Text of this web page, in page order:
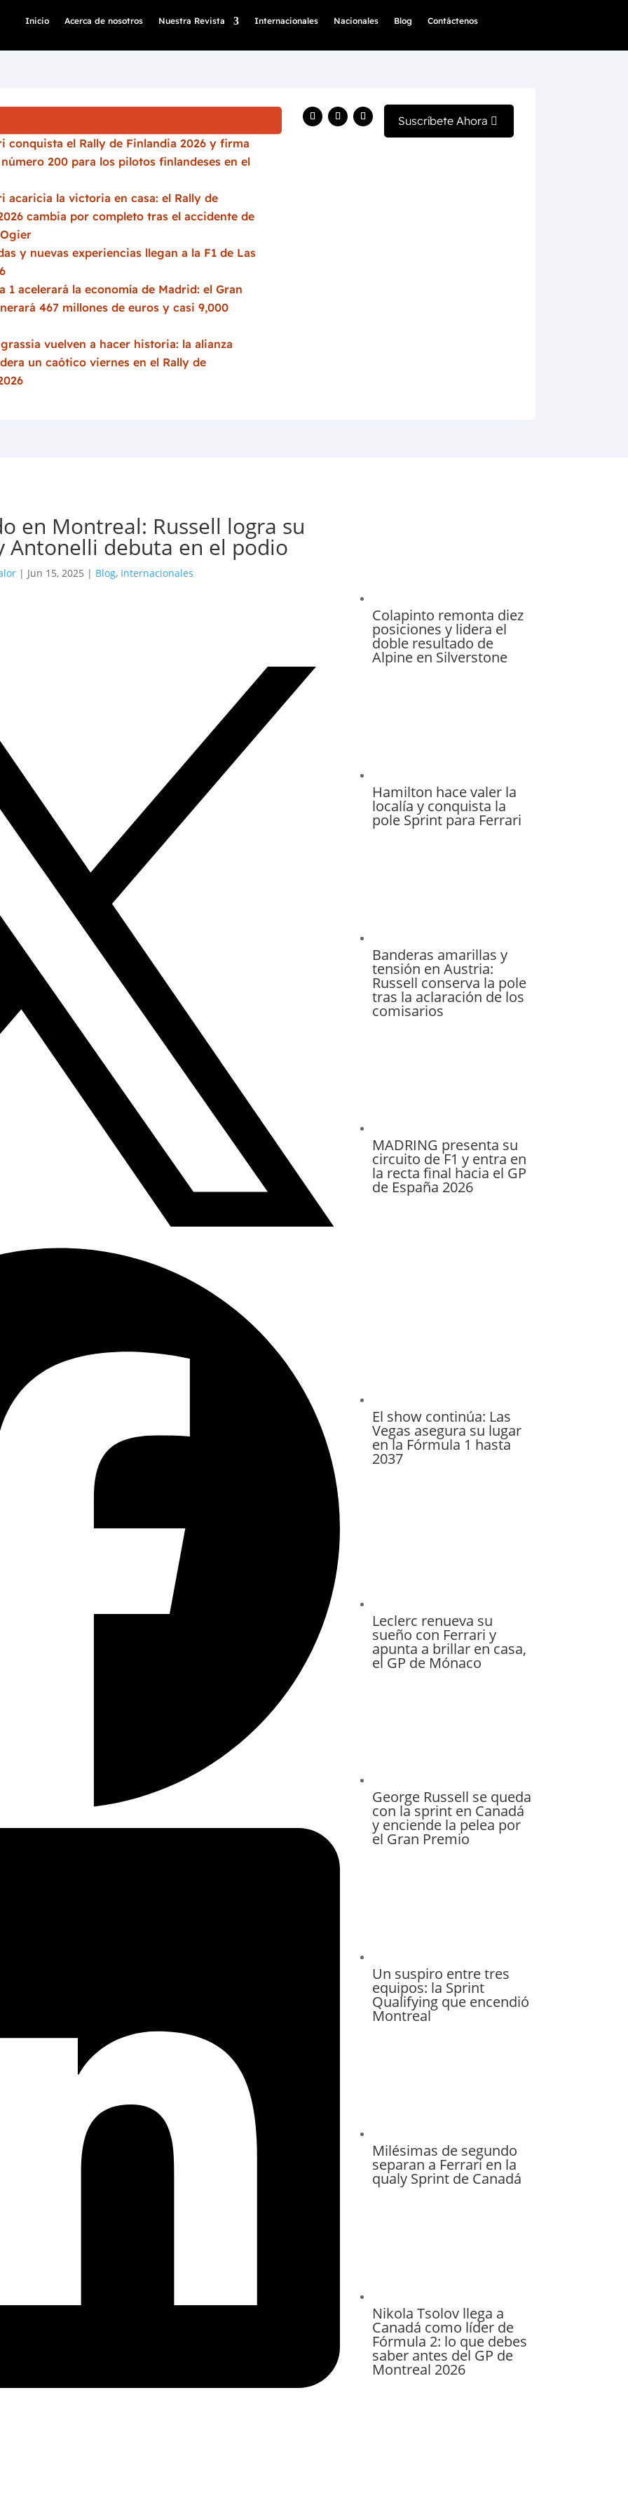
Inicio Acerca de nosotros Nuestra Revista Internacionales Nacionales Blog Contáctenos
conquista el Rally de Finlandia 2026 y firma
200 para los pilotos finlandeses en el
acaricia la victoria en casa: el Rally de
cambia por completo tras el accidente de
y nuevas experiencias llegan a la F1 de Las
1 acelerará la economía de Madrid: el Gran
467 millones de euros y casi 9,000
vuelven a hacer historia: la alianza
un caótico viernes en el Rally de
Suscríbete Ahora
en Montreal: Russell logra su
Antonelli debuta en el podio
| Jun 15, 2025 | Blog, Internacionales
Colapinto remonta diez
posiciones y lidera el
doble resultado de
Alpine en Silverstone
Hamilton hace valer la
localía y conquista la
pole Sprint para Ferrari
Banderas amarillas y
tensión en Austria:
Russell conserva la pole
tras la aclaración de los
comisarios
MADRING presenta su
circuito de F1 y entra en
la recta final hacia el GP
de España 2026
El show continúa: Las
Vegas asegura su lugar
en la Fórmula 1 hasta
2037
Leclerc renueva su
sueño con Ferrari y
apunta a brillar en casa,
el GP de Mónaco
George Russell se queda
con la sprint en Canadá
y enciende la pelea por
el Gran Premio
Un suspiro entre tres
equipos: la Sprint
Qualifying que encendió
Montreal
Milésimas de segundo
separan a Ferrari en la
qualy Sprint de Canadá
Nikola Tsolov llega a
Canadá como líder de
Fórmula 2: lo que debes
saber antes del GP de
Montreal 2026